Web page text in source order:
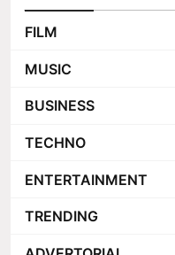
FILM
MUSIC
BUSINESS
TECHNO
ENTERTAINMENT
TRENDING